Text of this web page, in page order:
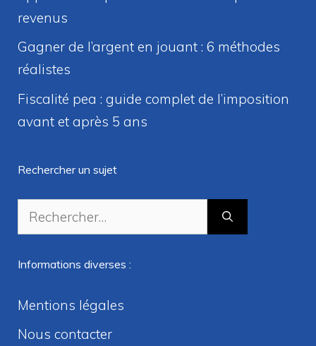
revenus
Gagner de l’argent en jouant : 6 méthodes
réalistes
Fiscalité pea : guide complet de l’imposition
avant et après 5 ans
Rechercher un sujet
Rechercher :
Informations diverses :
Mentions légales
Nous contacter